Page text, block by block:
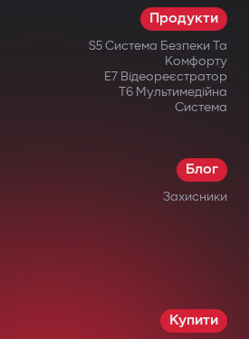
Продукти
S5 Система Безпеки Та
Комфорту
E7 Відеореєстратор
T6 Мультимедійна
Система
Блог
Захисники
Купити